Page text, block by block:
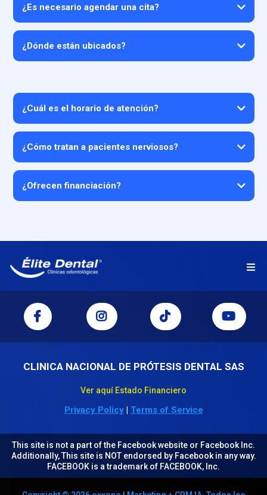
¿Es necesario agendar una cita?
¿Dónde están ubicados?
CALI SUR
CALI NORTE
BOGOTÁ SUBA
¿Cuál es el horario de atención?
Lunes a viernes
Sábados
¿Cómo tratan a pacientes nerviosos?
¿Ofrecen financiación?
CLINICA NACIONAL DE PRÓTESIS DENTAL SAS
Ver aquí Estado Financiero
Privacy Policy| Terms of Service
This site is not a part of the Facebook website or Facebook Inc.
Additionally, This site is NOT endorsed by Facebook in any way.
FACEBOOK is a trademark of FACEBOOK, Inc.